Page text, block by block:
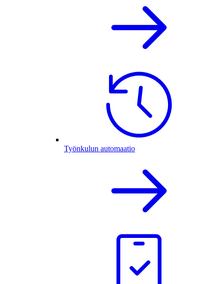
Työnkulun automaatio